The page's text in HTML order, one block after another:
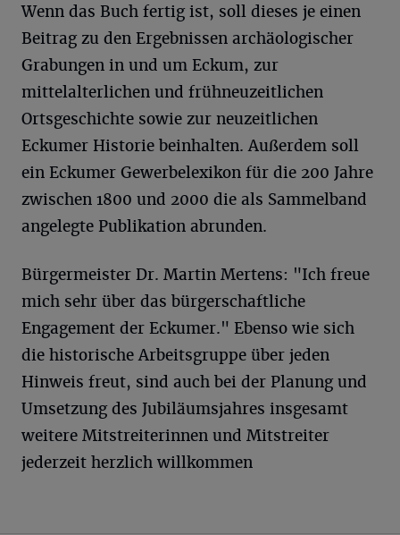
Wenn das Buch fertig ist, soll dieses je einen
Beitrag zu den Ergebnissen archäologischer
Grabungen in und um Eckum, zur
mittelalterlichen und frühneuzeitlichen
Ortsgeschichte sowie zur neuzeitlichen
Eckumer Historie beinhalten. Außerdem soll
ein Eckumer Gewerbelexikon für die 200 Jahre
zwischen 1800 und 2000 die als Sammelband
angelegte Publikation abrunden.
Bürgermeister Dr. Martin Mertens: "Ich freue
mich sehr über das bürgerschaftliche
Engagement der Eckumer." Ebenso wie sich
die historische Arbeitsgruppe über jeden
Hinweis freut, sind auch bei der Planung und
Umsetzung des Jubiläumsjahres insgesamt
weitere Mitstreiterinnen und Mitstreiter
jederzeit herzlich willkommen